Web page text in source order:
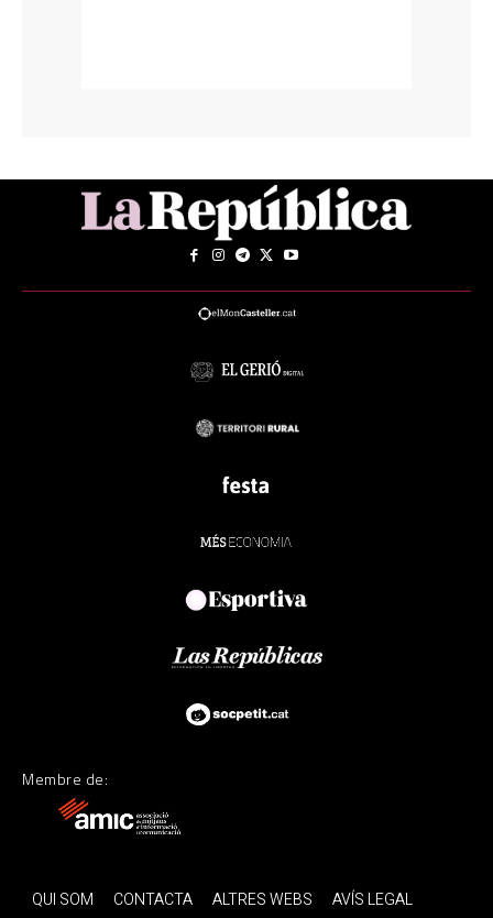
Membre de:
QUI SOM CONTACTA ALTRES WEBS AVÍS LEGAL